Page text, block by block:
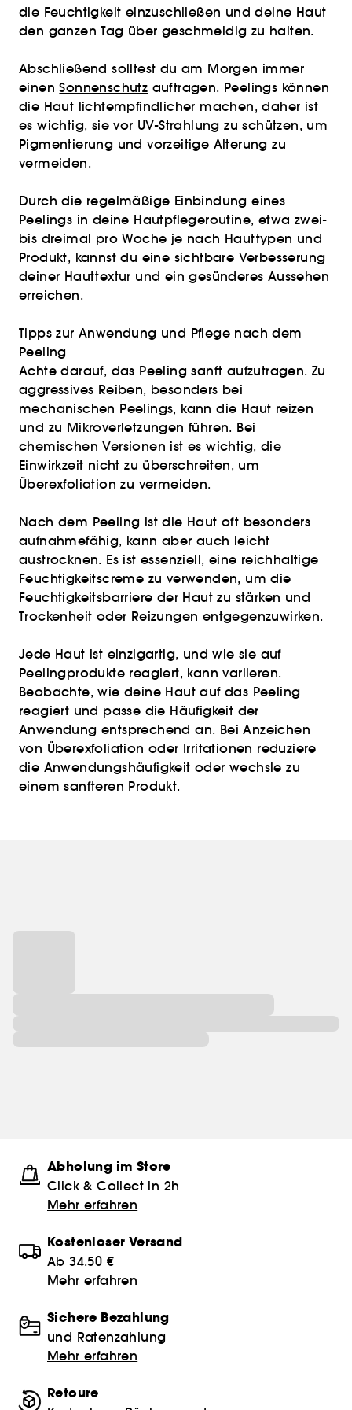
die Feuchtigkeit einzuschließen und deine Haut
den ganzen Tag über geschmeidig zu halten.
Abschließend solltest du am Morgen immer
einenSonnenschutz auftragen. Peelings können
die Haut lichtempfindlicher machen, daher ist
es wichtig, sie vor UV-Strahlung zu schützen, um
Pigmentierung und vorzeitige Alterung zu
vermeiden.
Durch die regelmäßige Einbindung eines
Peelings in deine Hautpflegeroutine, etwa zwei-
bis dreimal pro Woche je nach Hauttypen und
Produkt, kannst du eine sichtbare Verbesserung
deiner Hauttextur und ein gesünderes Aussehen
erreichen.
Tipps zur Anwendung und Pflege nach dem
Peeling
Achte darauf, das Peeling sanft aufzutragen. Zu
aggressives Reiben, besonders bei
mechanischen Peelings, kann die Haut reizen
und zu Mikroverletzungen führen. Bei
chemischen Versionen ist es wichtig, die
Einwirkzeit nicht zu überschreiten, um
Überexfoliation zu vermeiden.
Nach dem Peeling ist die Haut oft besonders
aufnahmefähig, kann aber auch leicht
austrocknen. Es ist essenziell, eine reichhaltige
Feuchtigkeitscreme zu verwenden, um die
Feuchtigkeitsbarriere der Haut zu stärken und
Trockenheit oder Reizungen entgegenzuwirken.
Jede Haut ist einzigartig, und wie sie auf
Peelingprodukte reagiert, kann variieren.
Beobachte, wie deine Haut auf das Peeling
reagiert und passe die Häufigkeit der
Anwendung entsprechend an. Bei Anzeichen
von Überexfoliation oder Irritationen reduziere
die Anwendungshäufigkeit oder wechsle zu
einem sanfteren Produkt.
Abholung im Store
Click & Collect in 2h
Mehr erfahren
Kostenloser Versand
Ab 34.50 €
Mehr erfahren
Sichere Bezahlung
und Ratenzahlung
Mehr erfahren
Retoure